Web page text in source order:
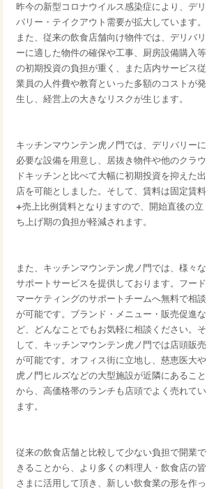
昨今の新型コロナウイルス感染症により、デリ
バリー・テイクアウト需要が拡大しています。
また、従来の飲食店舗向け物件では、デリバリ
ーに適した物件の確保や工事、厨房設備購入等
の初期投資の負担が重く、また店内サービス従
業員の人件費や教育といった多額のコストが発
生し、経営上の大きなリスクが生じます。
キッチンマウンテン虎ノ門では、デリバリーに
必要な設備を用意し、居抜き物件や他のクラウ
ドキッチンと比べて大幅に初期投資を抑えた出
店を可能としました。そして、賃料は固定賃料
+売上比例賃料となりますので、開始直後の立
ち上げ期の負担が軽減されます。
また、キッチンマウンテン虎ノ門では、様々な
サポートサービスを提供しております。フード
マーケティングのサポートチームへ無料で相談
が可能です。ブランド・メニュー・販売促進な
ど、どんなことでもお気軽に相談ください。そ
して、キッチンマウンテン虎ノ門では店頭販売
が可能です。オフィス街に立地し、慈恵医大や
虎ノ門ヒルズなどの大型施設が近隣にあること
から、高価格帯のランチも店頭でよく売れてい
ます。
従来の飲食店舗と比較して少ない負担で開業で
きることから、より多くの料理人・飲食店の皆
さまに活用して頂き、新しい飲食業の形を作っ